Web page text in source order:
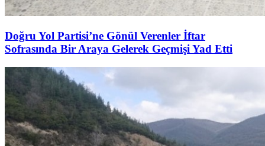
Doğru Yol Partisi’ne Gönül Verenler İftar
Sofrasında Bir Araya Gelerek Geçmişi Yad Etti